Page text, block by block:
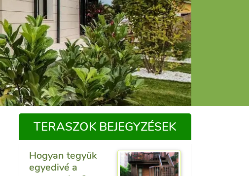
TERASZOK BEJEGYZÉSEK
Hogyan tegyük
egyedivé a